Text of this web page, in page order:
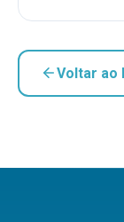
Voltar ao